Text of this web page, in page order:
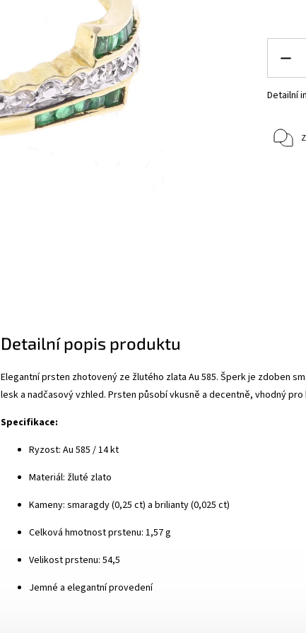
Detailní
Detailní popis produktu
Elegantní prsten zhotovený ze žlutého zlata Au 585. Šperk je zdoben
lesk a nadčasový vzhled. Prsten působí vkusně a decentně, vhodný
Specifikace:
Ryzost: Au 585 / 14 kt
Materiál: žluté zlato
Kameny: smaragdy (0,25 ct) a brilianty (0,025 ct)
Celková hmotnost prstenu: 1,57 g
Velikost prstenu: 54,5
Jemné a elegantní provedení